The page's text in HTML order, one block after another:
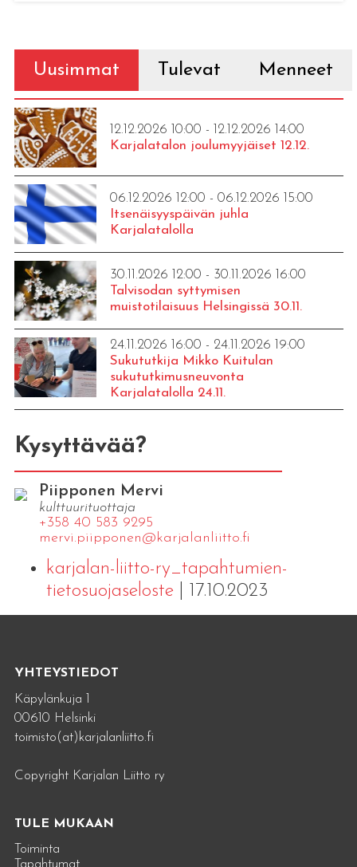
Uusimmat Tulevat Menneet
12.12.2026 10:00 - 12.12.2026 14:00
Karjalatalon joulumyyjäiset 12.12.
06.12.2026 12:00 - 06.12.2026 15:00
Itsenäisyyspäivän juhla
Karjalatalolla
30.11.2026 12:00 - 30.11.2026 16:00
Talvisodan syttymisen
muistotilaisuus Helsingissä 30.11.
24.11.2026 16:00 - 24.11.2026 19:00
Sukututkija Mikko Kuitulan
sukututkimusneuvonta
Karjalatalolla 24.11.
Kysyttävää?
Piipponen Mervi
kulttuurituottaja
+358 40 583 9295
mervi.​piipponen@​kar​jala​nlii​tto.​fi
karjalan-liitto-ry_tapahtumien-
tietosuojaseloste| 17.10.2023
YHTEYSTIEDOT
Käpylänkuja 1
00610 Helsinki
toimisto(at)karjalanliitto.fi
Copyright Karjalan Liitto ry
TULE MUKAAN
Toiminta
Tapahtumat